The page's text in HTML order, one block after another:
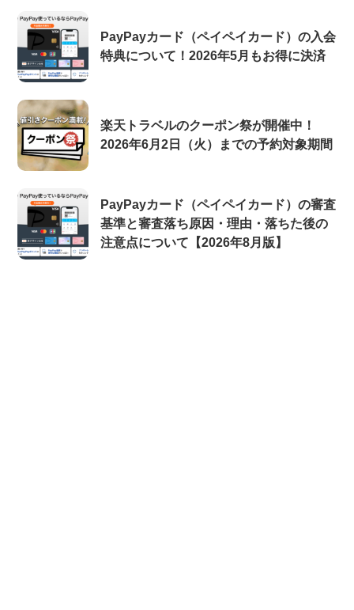
PayPayカード（ペイペイカード）の入会
特典について！2026年5月もお得に決済
楽天トラベルのクーポン祭が開催中！
2026年6月2日（火）までの予約対象期間
PayPayカード（ペイペイカード）の審査
基準と審査落ち原因・理由・落ちた後の
注意点について【2026年8月版】